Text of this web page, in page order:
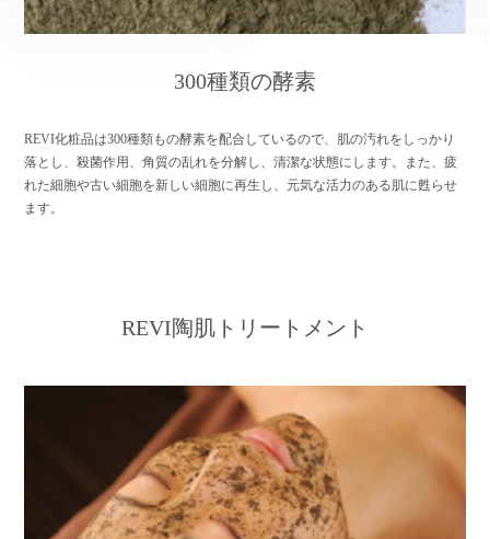
300種類の酵素
REVI化粧品は300種類もの酵素を配合しているので、肌の汚れをしっかり
落とし、殺菌作用、角質の乱れを分解し、清潔な状態にします。また、疲
れた細胞や古い細胞を新しい細胞に再生し、元気な活力のある肌に甦らせ
ます。
REVI陶肌トリートメント